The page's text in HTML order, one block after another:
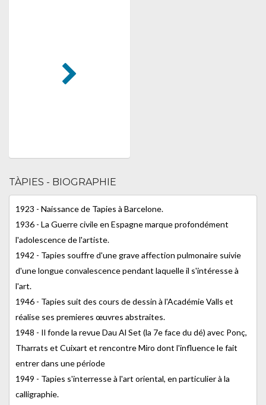
TÀPIES - BIOGRAPHIE
1923 - Naissance de Tapies à Barcelone.
1936 - La Guerre civile en Espagne marque profondément
l'adolescence de l'artiste.
1942 - Tapies souffre d'une grave affection pulmonaire suivie
d'une longue convalescence pendant laquelle il s'intéresse à
l'art.
1946 - Tapies suit des cours de dessin à l'Académie Valls et
réalise ses premieres œuvres abstraites.
1948 - Il fonde la revue Dau Al Set (la 7e face du dé) avec Ponç,
Tharrats et Cuixart et rencontre Miro dont l'influence le fait
entrer dans une période
1949 - Tapies s'interresse à l'art oriental, en particulier à la
calligraphie.